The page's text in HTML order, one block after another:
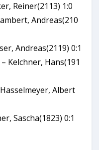
Reiner(2113) 1:0
Andreas(210
Andreas(2119) 0:1
Kelchner, Hans(191
Albert
Sascha(1823) 0:1